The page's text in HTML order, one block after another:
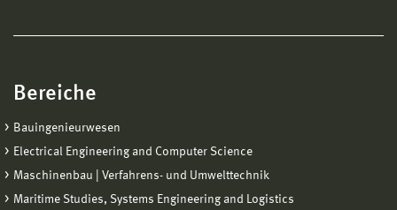
Bereiche
Bauingenieurwesen
Electrical Engineering and Computer Science
Maschinenbau | Verfahrens- und Umwelttechnik
Maritime Studies, Systems Engineering and Logistics